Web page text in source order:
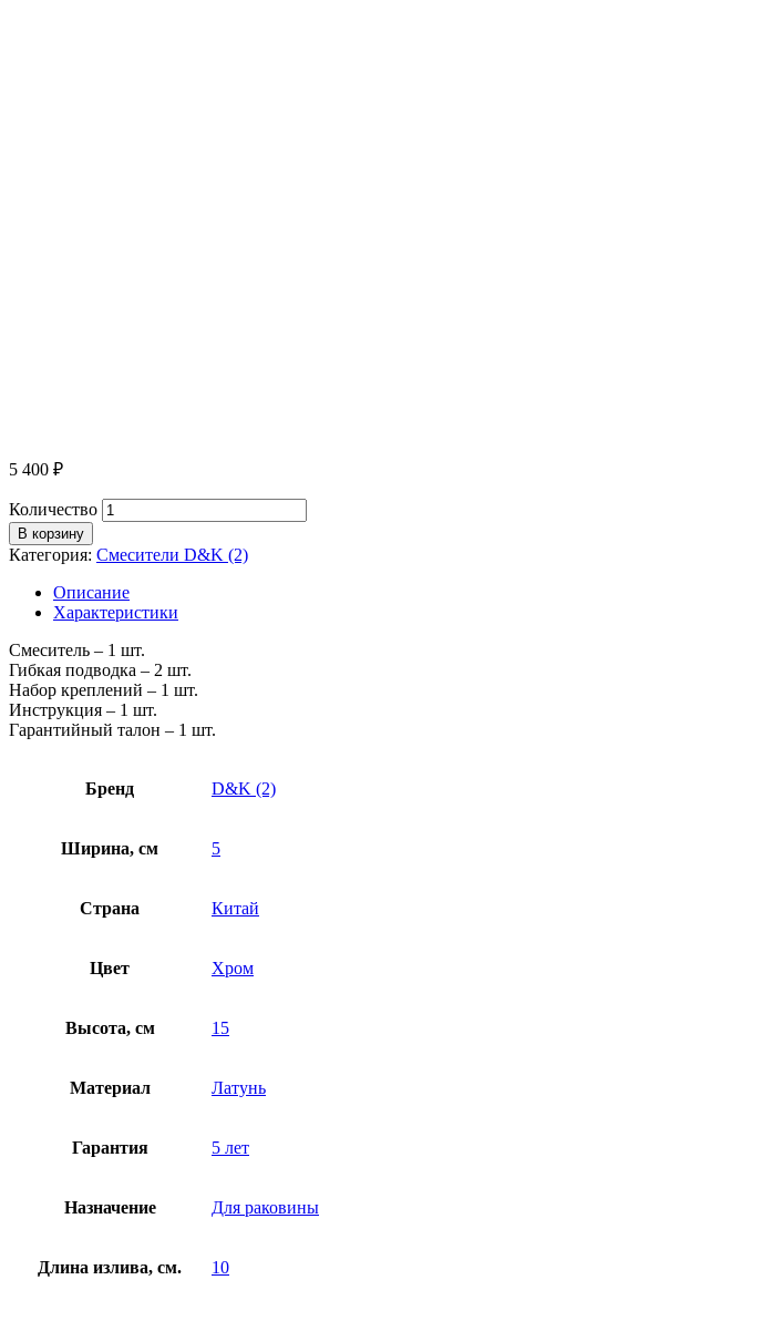
5 400 ₽
Количество
В корзину
Категория: Смесители D&K (2)
Описание
Характеристики
Смеситель – 1 шт.
Гибкая подводка – 2 шт.
Набор креплений – 1 шт.
Инструкция – 1 шт.
Гарантийный талон – 1 шт.
Бренд D&K (2)
Ширина, см 5
Страна Китай
Цвет Хром
Высота, см 15
Материал Латунь
Гарантия 5 лет
Назначение Для раковины
Длина излива, см. 10